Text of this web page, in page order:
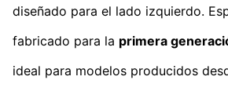
diseñado para el lado izquierdo.
fabricado para la primera
ideal para modelos producidos